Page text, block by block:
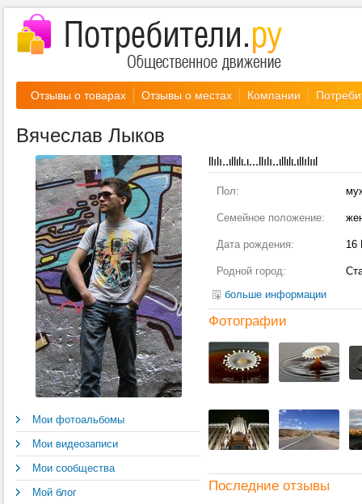
Отзывы о товарах Отзывы о местах Компании
Вячеслав Лыков
Мои фотоальбомы
Мои видеозаписи
Мои сообщества
Мой блог
llılı..ιllιlι.ι...llılı..ιllιlι.ιllılıιl
Пол:
Семейное положение:
Дата рождения: 16
Родной город:
больше информации
Фотографии
Последние отзывы